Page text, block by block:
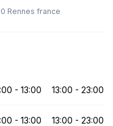
Rennes france
- 13:00 13:00 - 23:00
- 13:00 13:00 - 23:00